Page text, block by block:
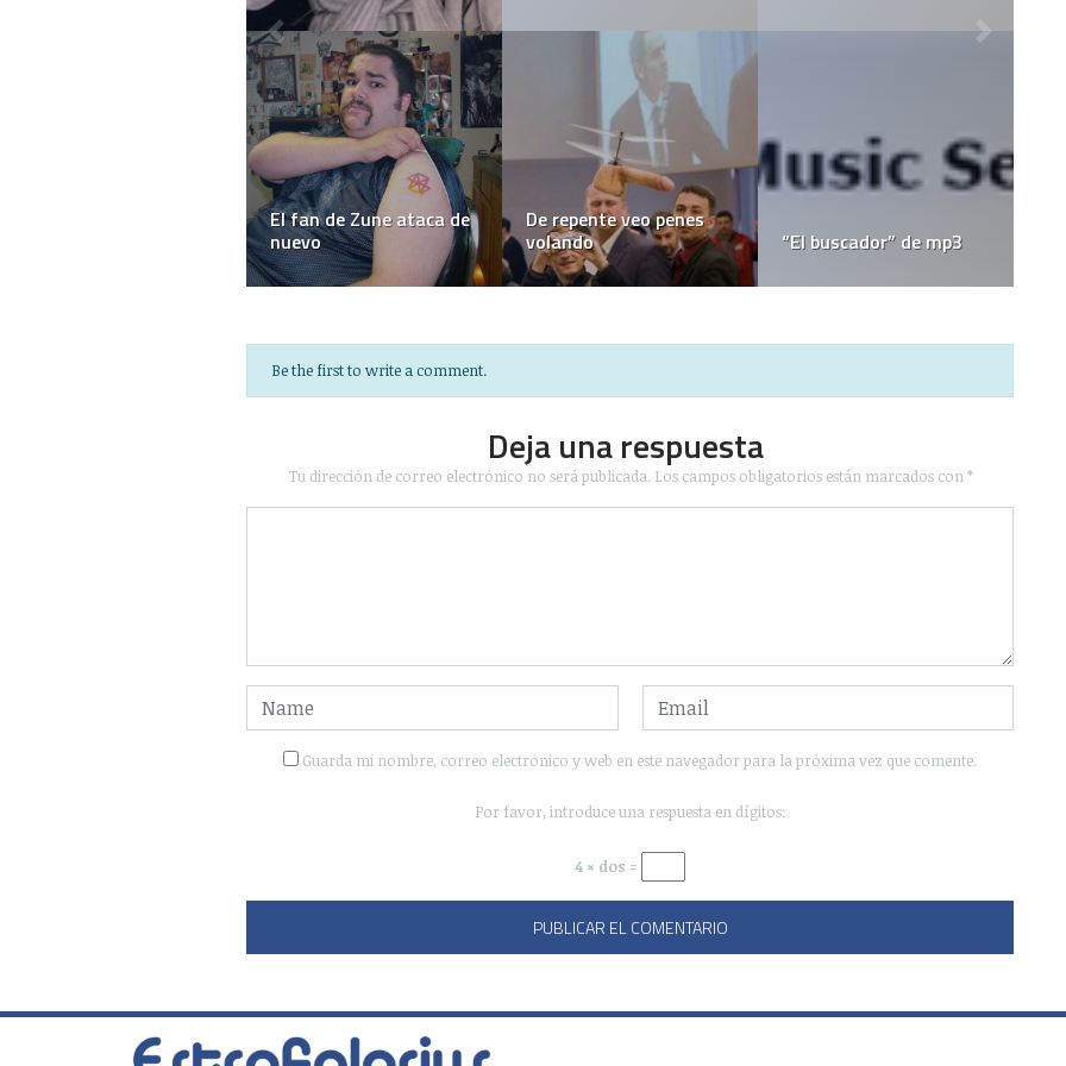
El fan de Zune ataca de
nuevo
De repente veo penes
volando “El buscador” de mp3
Be the first to write a comment.
Deja una respuesta
Tu dirección de correo electrónico no será publicada. Los campos obligatorios están marcados con*
Guarda mi nombre, correo electrónico y web en este navegador para la próxima vez que comente.
Por favor, introduce una respuesta en dígitos:
4 × dos =